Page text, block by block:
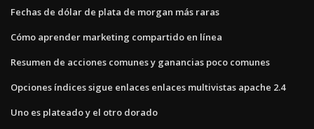
Fechas de dólar de plata de morgan más raras
Cómo aprender marketing compartido en línea
Resumen de acciones comunes y ganancias poco comunes
Opciones índices sigue enlaces enlaces multivistas apache 2.4
Uno es plateado y el otro dorado